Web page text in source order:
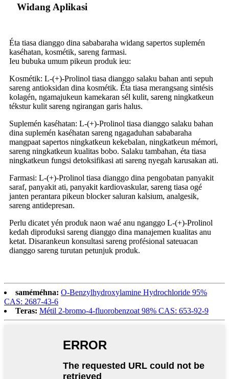
Widang Aplikasi
Éta tiasa dianggo dina sababaraha widang sapertos suplemén
kaséhatan, kosmétik, sareng farmasi.
Ieu bubuka umum pikeun produk ieu:
Kosmétik: L-(+)-Prolinol tiasa dianggo salaku bahan anti sepuh
sareng antioksidan dina kosmétik. Éta tiasa merangsang sintésis
kolagén, ngamajukeun kamekaran sél kulit, sareng ningkatkeun
tékstur kulit sareng ngirangan garis halus.
Suplemén kaséhatan: L-(+)-Prolinol tiasa dianggo salaku bahan
dina suplemén kaséhatan sareng ngagaduhan sababaraha
mangpaat sapertos ningkatkeun kekebalan, ningkatkeun mémori,
sareng ningkatkeun kualitas bobo. Salaku tambahan, éta tiasa
ningkatkeun fungsi detoksifikasi ati sareng nyegah karusakan ati.
Farmasi: L-(+)-Prolinol tiasa dianggo dina pengobatan panyakit
saraf, panyakit ati, panyakit kardiovaskular, sareng tiasa ogé
janten perantara pikeun blocker saluran kalsium, analgesik,
sareng antidepresan.
Perlu dicatet yén produk naon waé anu nganggo L-(+)-Prolinol
kedah diproduksi sareng dianggo dina manajemen kualitas anu
ketat. Disarankeun konsultasi sareng profésional sateuacan
dianggo sareng turutan petunjuk produk.
saméméhna: O-Benzylhydroxylamine Hydrochloride 95%
CAS: 2687-43-6
Teras: Métil 2-bromo-4-fluorobenzoat 98% CAS: 653-92-9